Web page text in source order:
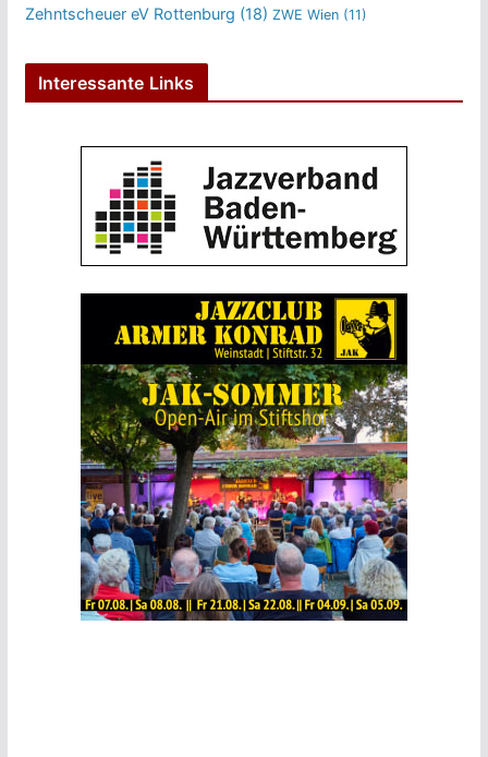
Zehntscheuer eV Rottenburg (18) ZWE Wien(11)
Interessante Links